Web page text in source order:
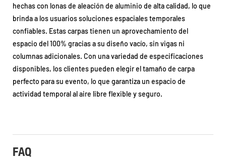
hechas con lonas de aleación de aluminio de alta calidad, lo que
brinda a los usuarios soluciones espaciales temporales
confiables. Estas carpas tienen un aprovechamiento del
espacio del 100% gracias a su diseño vacío, sin vigas ni
columnas adicionales. Con una variedad de especificaciones
disponibles, los clientes pueden elegir el tamaño de carpa
perfecto para su evento, lo que garantiza un espacio de
actividad temporal al aire libre flexible y seguro.
FAQ